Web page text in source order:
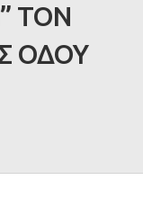
ΤΟΝ
ΟΔΟΥ